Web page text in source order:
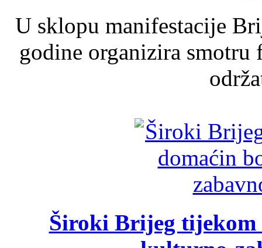
U sklopu manifestacije
godine organizira
Široki Brijeg tijekom